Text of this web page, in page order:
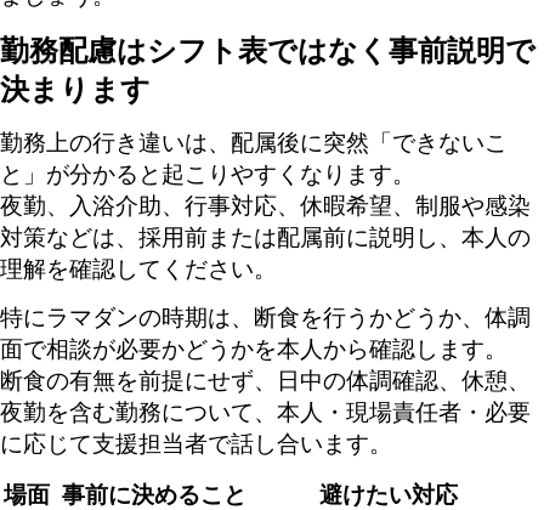
勤務配慮はシフト表ではなく事前説明で
決まります
勤務上の行き違いは、配属後に突然「できないこ
と」が分かると起こりやすくなります。
夜勤、入浴介助、行事対応、休暇希望、制服や感染
対策などは、採用前または配属前に説明し、本人の
理解を確認してください。
特にラマダンの時期は、断食を行うかどうか、体調
面で相談が必要かどうかを本人から確認します。
断食の有無を前提にせず、日中の体調確認、休憩、
夜勤を含む勤務について、本人・現場責任者・必要
に応じて支援担当者で話し合います。
場面 事前に決めること
避けたい対応